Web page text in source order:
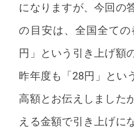
になりますが、今回の
の目安は、全国全て
円」という引き上げ額
昨年度も「28円」とい
高額とお伝えしました
える金額で引き上げに